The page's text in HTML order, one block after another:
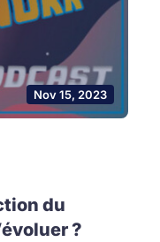
Nov 15, 2023
du
?